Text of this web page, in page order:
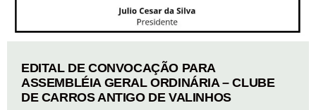
EDITAL DE CONVOCAÇÃO PARA
ASSEMBLÉIA GERAL ORDINÁRIA – CLUBE
DE CARROS ANTIGO DE VALINHOS